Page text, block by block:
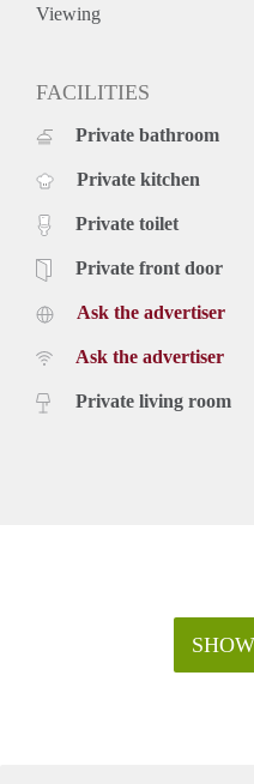
Viewing
FACILITIES
Private bathroom
Private kitchen
Private toilet
Private front door
Ask the advertiser
Ask the advertiser
Private living room